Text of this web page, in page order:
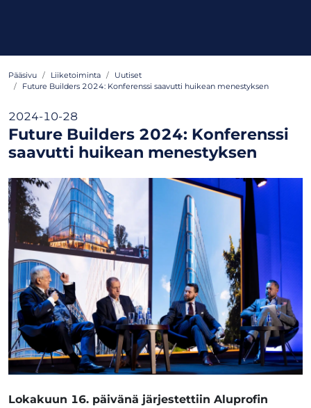
Pääsivu Liiketoiminta
Uutiset
Future Builders 2024: Konferenssi saavutti huikean menestyksen
2024-10-28
Future Builders 2024: Konferenssi
saavutti huikean menestyksen
Lokakuun 16. päivänä järjestettiin Aluprofin